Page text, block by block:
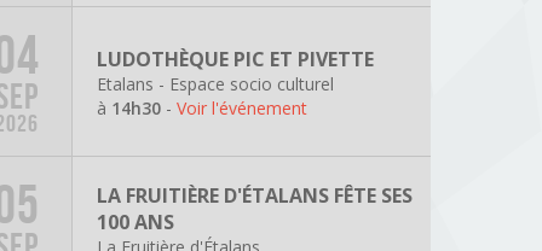
LUDOTHÈQUE PIC ET PIVETTE
Etalans - Espace socio culturel
à 14h30 -Voir l'événement
LA FRUITIÈRE D'ÉTALANS FÊTE SES
100 ANS